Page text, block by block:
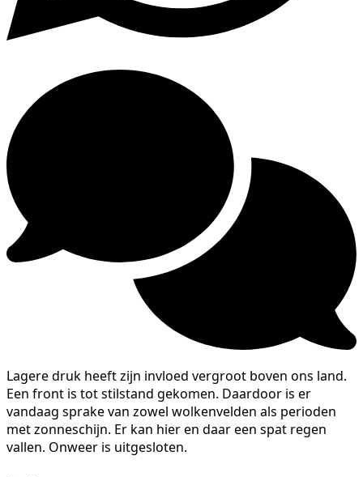
Lagere druk heeft zijn invloed vergroot boven ons land.
Een front is tot stilstand gekomen. Daardoor is er
vandaag sprake van zowel wolkenvelden als perioden
met zonneschijn. Er kan hier en daar een spat regen
vallen. Onweer is uitgesloten.